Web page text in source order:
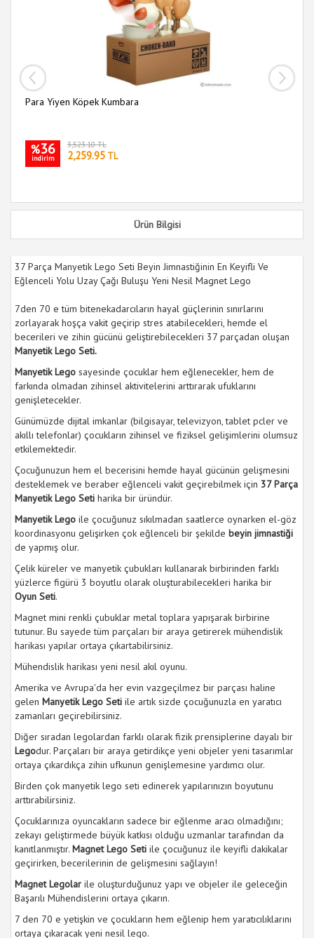
Para Yiyen Köpek Kumbara
%36
indirim
3,523.10 TL
2,259.95 TL
Ürün Bilgisi
37 Parça Manyetik Lego Seti Beyin Jimnastiğinin En Keyifli Ve
Eğlenceli Yolu Uzay Çağı Buluşu Yeni Nesil Magnet Lego
7den 70 e tüm bitenekadarcıların hayal güçlerinin sınırlarını
zorlayarak hoşça vakit geçirip stres atabilecekleri, hemde el
becerileri ve zihin gücünü geliştirebilecekleri 37 parçadan oluşan
Manyetik Lego Seti.
Manyetik Lego sayesinde çocuklar hem eğlenecekler, hem de
farkında olmadan zihinsel aktivitelerini arttırarak ufuklarını
genişletecekler.
Günümüzde dijital imkanlar (bilgisayar, televizyon, tablet pcler ve
akıllı telefonlar) çocukların zihinsel ve fiziksel gelişimlerini olumsuz
etkilemektedir.
Çocuğunuzun hem el becerisini hemde hayal gücünün gelişmesini
desteklemek ve beraber eğlenceli vakit geçirebilmek için 37 Parça
Manyetik Lego Seti harika bir üründür.
Manyetik Lego ile çocuğunuz sıkılmadan saatlerce oynarken el-göz
koordinasyonu gelişirken çok eğlenceli bir şekilde beyin jimnastiği
de yapmış olur.
Çelik küreler ve manyetik çubukları kullanarak birbirinden farklı
yüzlerce figürü 3 boyutlu olarak oluşturabilecekleri harika bir
Oyun Seti.
Magnet mini renkli çubuklar metal toplara yapışarak birbirine
tutunur. Bu sayede tüm parçaları bir araya getirerek mühendislik
harikası yapılar ortaya çıkartabilirsiniz.
Mühendislik harikası yeni nesil akıl oyunu.
Amerika ve Avrupa'da her evin vazgeçilmez bir parçası haline
gelen Manyetik Lego Seti ile artık sizde çocuğunuzla en yaratıcı
zamanları geçirebilirsiniz.
Diğer sıradan legolardan farklı olarak fizik prensiplerine dayalı bir
Legodur. Parçaları bir araya getirdikçe yeni objeler yeni tasarımlar
ortaya çıkardıkça zihin ufkunun genişlemesine yardımcı olur.
Birden çok manyetik lego seti edinerek yapılarınızın boyutunu
arttırabilirsiniz.
Çocuklarınıza oyuncakların sadece bir eğlenme aracı olmadığını;
zekayı geliştirmede büyük katkısı olduğu uzmanlar tarafından da
kanıtlanmıştır. Magnet Lego Seti ile çocuğunuz ile keyifli dakikalar
geçirirken, becerilerinin de gelişmesini sağlayın!
Magnet Legolar ile oluşturduğunuz yapı ve objeler ile geleceğin
Başarılı Mühendislerini ortaya çıkarın.
7 den 70 e yetişkin ve çocukların hem eğlenip hem yaratıcılıklarını
ortaya çıkaracak yeni nesil lego.